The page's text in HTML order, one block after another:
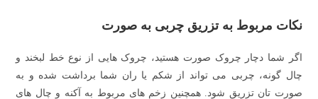
نکات مربوط به تزریق چربی به صورت
اگر شما دچار چروک صورت هستید، چروک هایی از نوع خط لبخند و
چال گونه، چربی می تواند از شکم یا ران شما برداشت شده و به
صورت تان تزریق شود. همچنین زخم های مربوط به آکنه و چال های